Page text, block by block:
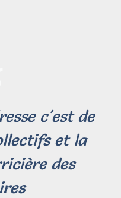
c'est de
et la
des